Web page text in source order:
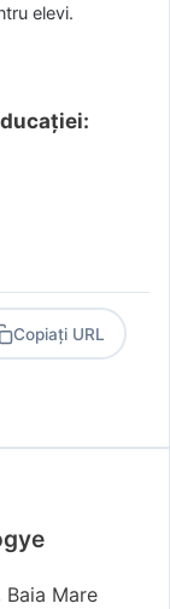
elevi.
Copiați URL
Baia Mare